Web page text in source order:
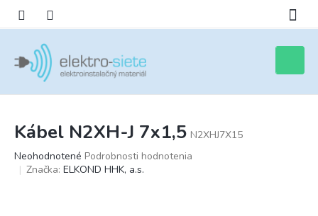
obsah
košík
Kábel N2XH-J 7x1,5 N2XHJ7X15
Priemerné
hodnotenie
Neohodnotené Podrobnosti hodnotenia
Značka: ELKOND HHK, a.s.